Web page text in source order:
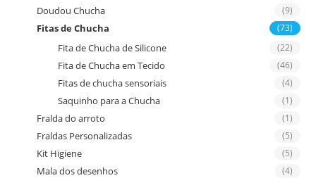
Doudou Chucha (9)
Fitas de Chucha (73)
Fita de Chucha de Silicone (22)
Fita de Chucha em Tecido (46)
Fitas de chucha sensoriais (4)
Saquinho para a Chucha (1)
Fralda do arroto (1)
Fraldas Personalizadas (5)
Kit Higiene (5)
Mala dos desenhos (4)